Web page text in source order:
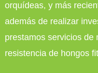
orquídeas, y más
además de realizar
prestamos servicios de
resistencia de hongos